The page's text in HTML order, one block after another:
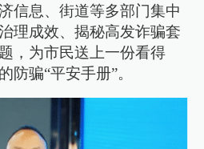
信息、街道等多部门集中
理成效、揭秘高发诈骗套
，为市民送上一份看得
防骗“平安手册”。